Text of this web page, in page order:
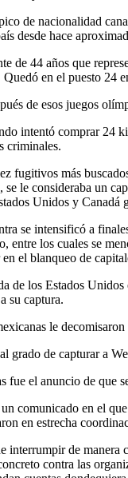
de nacionalidad
desde hace
de 44 años que
en el puesto 24
de esos juegos
intentó comprar 24
criminales.
fugitivos más
le consideraba un
Unidos y
se intensificó a
los cuales se
el blanqueo de
de los Estados
su captura.
le
grado de capturar a
el anuncio de que
comunicado en el
en estrecha
de
contra las